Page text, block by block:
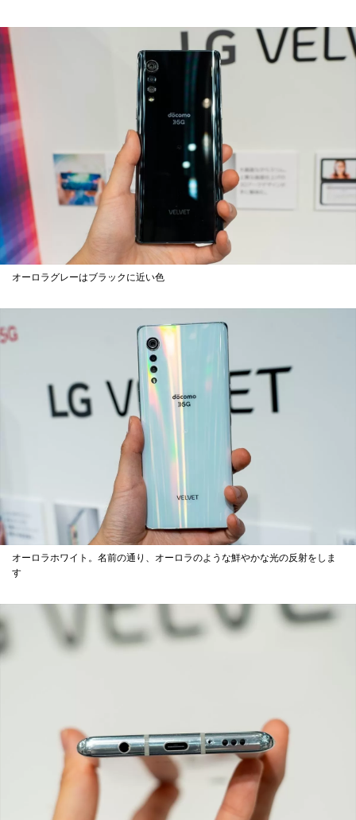
オーロラグレーはブラックに近い色
オーロラホワイト。名前の通り、オーロラのような鮮やかな光の反射をしま
す